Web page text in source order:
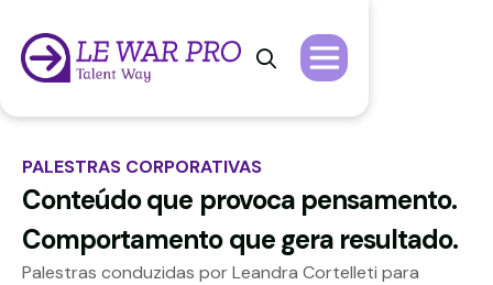

PALESTRAS CORPORATIVAS
Conteúdo que provoca pensamento.
Comportamento que gera resultado.
Palestras conduzidas por Leandra Cortelleti para